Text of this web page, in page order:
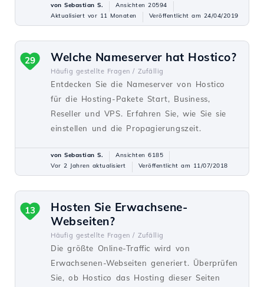
von Sebastian S.
Ansichten 20594
Aktualisiert vor 11 Monaten
Veröffentlicht am 24/04/2019
Welche Nameserver hat Hostico?
Häufig gestellte Fragen / Zufällig
Entdecken Sie die Nameserver von Hostico
für die Hosting-Pakete Start, Business,
Reseller und VPS. Erfahren Sie, wie Sie sie
einstellen und die Propagierungszeit.
29
von Sebastian S.
Ansichten 6185
Vor 2 Jahren aktualisiert
Veröffentlicht am 11/07/2018
Hosten Sie Erwachsene-
Webseiten?
Häufig gestellte Fragen / Zufällig
Die größte Online-Traffic wird von
Erwachsenen-Webseiten generiert. Überprüfen
Sie, ob Hostico das Hosting dieser Seiten
13